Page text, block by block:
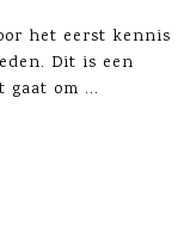
het eerst kennis
Dit is een
om ...